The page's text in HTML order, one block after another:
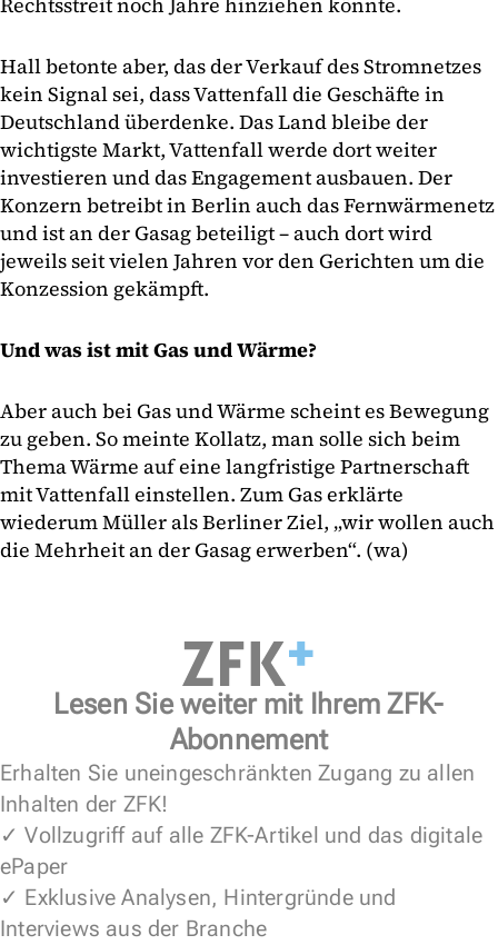
Hall betonte aber, das der Verkauf des Stromnetzes
kein Signal sei, dass Vattenfall die Geschäfte in
Deutschland überdenke. Das Land bleibe der
wichtigste Markt, Vattenfall werde dort weiter
investieren und das Engagement ausbauen. Der
Konzern betreibt in Berlin auch das Fernwärmenetz
und ist an der Gasag beteiligt – auch dort wird
jeweils seit vielen Jahren vor den Gerichten um die
Konzession gekämpft.
Und was ist mit Gas und Wärme?
Aber auch bei Gas und Wärme scheint es Bewegung
zu geben. So meinte Kollatz, man solle sich beim
Thema Wärme auf eine langfristige Partnerschaft
mit Vattenfall einstellen. Zum Gas erklärte
wiederum Müller als Berliner Ziel, „wir wollen auch
die Mehrheit an der Gasag erwerben“. (wa)
Lesen Sie weiter mit Ihrem ZFK-
Abonnement
Erhalten Sie uneingeschränkten Zugang zu allen
Inhalten der ZFK!
✓ Vollzugriff auf alle ZFK-Artikel und das digitale
ePaper
✓ Exklusive Analysen, Hintergründe und
Interviews aus der Branche